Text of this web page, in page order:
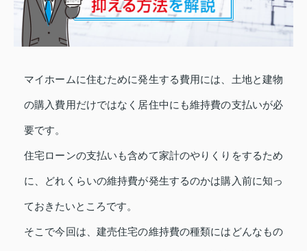
マイホームに住むために発生する費用には、土地と建物
の購入費用だけではなく居住中にも維持費の支払いが必
要です。
住宅ローンの支払いも含めて家計のやりくりをするため
に、どれくらいの維持費が発生するのかは購入前に知っ
ておきたいところです。
そこで今回は、建売住宅の維持費の種類にはどんなもの